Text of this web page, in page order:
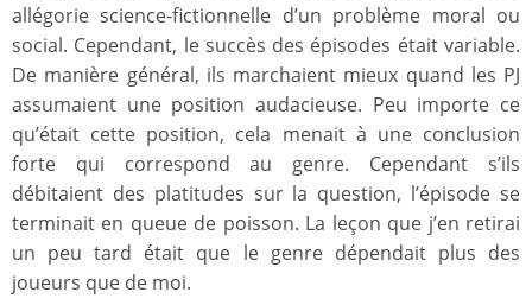
allégorie science-fictionnelle d’un problème moral ou
social. Cependant, le succès des épisodes était variable.
De manière général, ils marchaient mieux quand les PJ
assumaient une position audacieuse. Peu importe ce
qu’était cette position, cela menait à une conclusion
forte qui correspond au genre. Cependant s’ils
débitaient des platitudes sur la question, l’épisode se
terminait en queue de poisson. La leçon que j’en retirai
un peu tard était que le genre dépendait plus des
joueurs que de moi.